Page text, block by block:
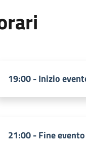
19:00 - Inizio
21:00 - Fine evento